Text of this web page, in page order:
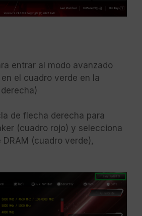
entrar al modo avanzado
el cuadro verde en la
de flecha derecha para
(cuadro rojo) y selecciona
(cuadro verde),